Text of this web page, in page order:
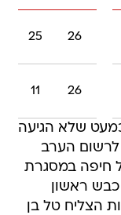
26
25
26
11
שלא הגיעה
לרשום הערב
מול הפועל חיפה במסגרת
כבש ראשון
דקות הצליח טל בן